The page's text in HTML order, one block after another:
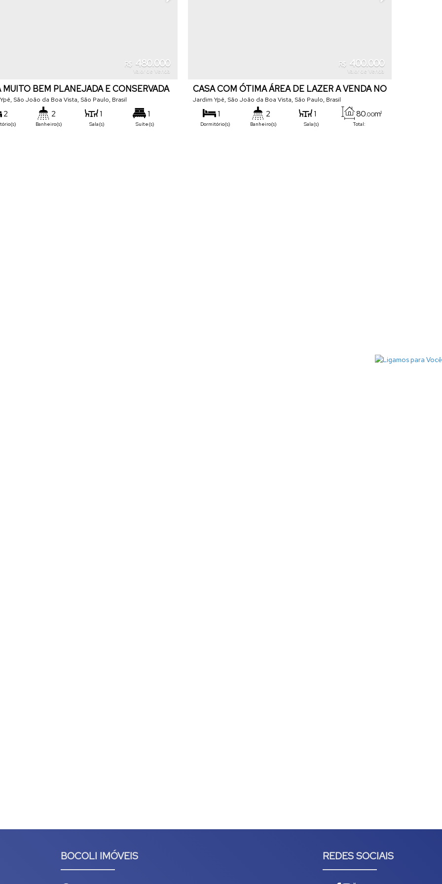
R$ 480.000
Valor de Venda
MUITO BEM PLANEJADA E CONSERVADA
, São João da Boa Vista, São Paulo, Brasil
2 2
Banheiro(s)
1
Sala(s)
1
Suíte(s)
R$ 400.000
Valor de Venda
CASA COM ÓTIMA ÁREA DE LAZER A VENDA NO
YPE
Jardim Ypê, São João da Boa Vista, São Paulo, Brasil
1
Dormitório(s)
2
Banheiro(s)
1
Sala(s) Total:
80.00m²
BOCOLI IMÓVEIS REDES SOCIAIS